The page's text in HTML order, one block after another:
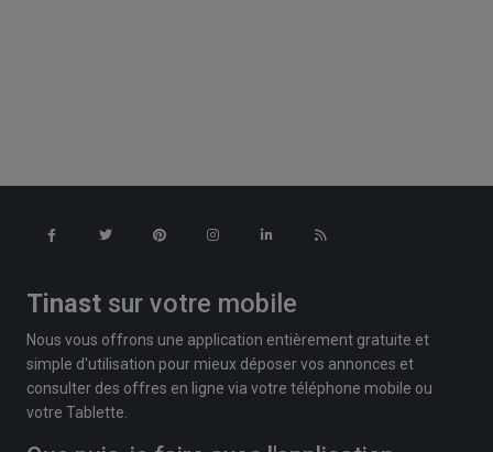
Tinast sur votre mobile
Nous vous offrons une application entièrement gratuite et
simple d'utilisation pour mieux déposer vos annonces et
consulter des offres en ligne via votre téléphone mobile ou
votre Tablette.